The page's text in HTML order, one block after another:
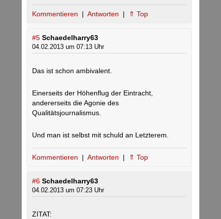
Kommentieren | Antworten | ⇑ Top
#5 Schaedelharry63
04.02.2013 um 07:13 Uhr
Das ist schon ambivalent.
Einerseits der Höhenflug der Eintracht,
andererseits die Agonie des
Qualitätsjournalismus.
Und man ist selbst mit schuld an Letzterem.
Kommentieren | Antworten | ⇑ Top
#6 Schaedelharry63
04.02.2013 um 07:23 Uhr
ZITAT: